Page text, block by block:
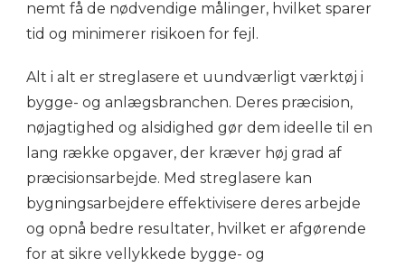
nemt få de nødvendige målinger, hvilket sparer
tid og minimerer risikoen for fejl.
Alt i alt er streglasere et uundværligt værktøj i
bygge- og anlægsbranchen. Deres præcision,
nøjagtighed og alsidighed gør dem ideelle til en
lang række opgaver, der kræver høj grad af
præcisionsarbejde. Med streglasere kan
bygningsarbejdere effektivisere deres arbejde
og opnå bedre resultater, hvilket er afgørende
for at sikre vellykkede bygge- og